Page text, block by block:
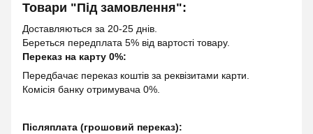
Товари "Під замовлення":
Доставляються за 20-25 днів.
Береться передплата 5% від вартості товару.
Переказ на карту 0%:
Передбачає переказ коштів за реквізитами карти.
Комісія банку отримувача 0%.
Післяплата (грошовий переказ):